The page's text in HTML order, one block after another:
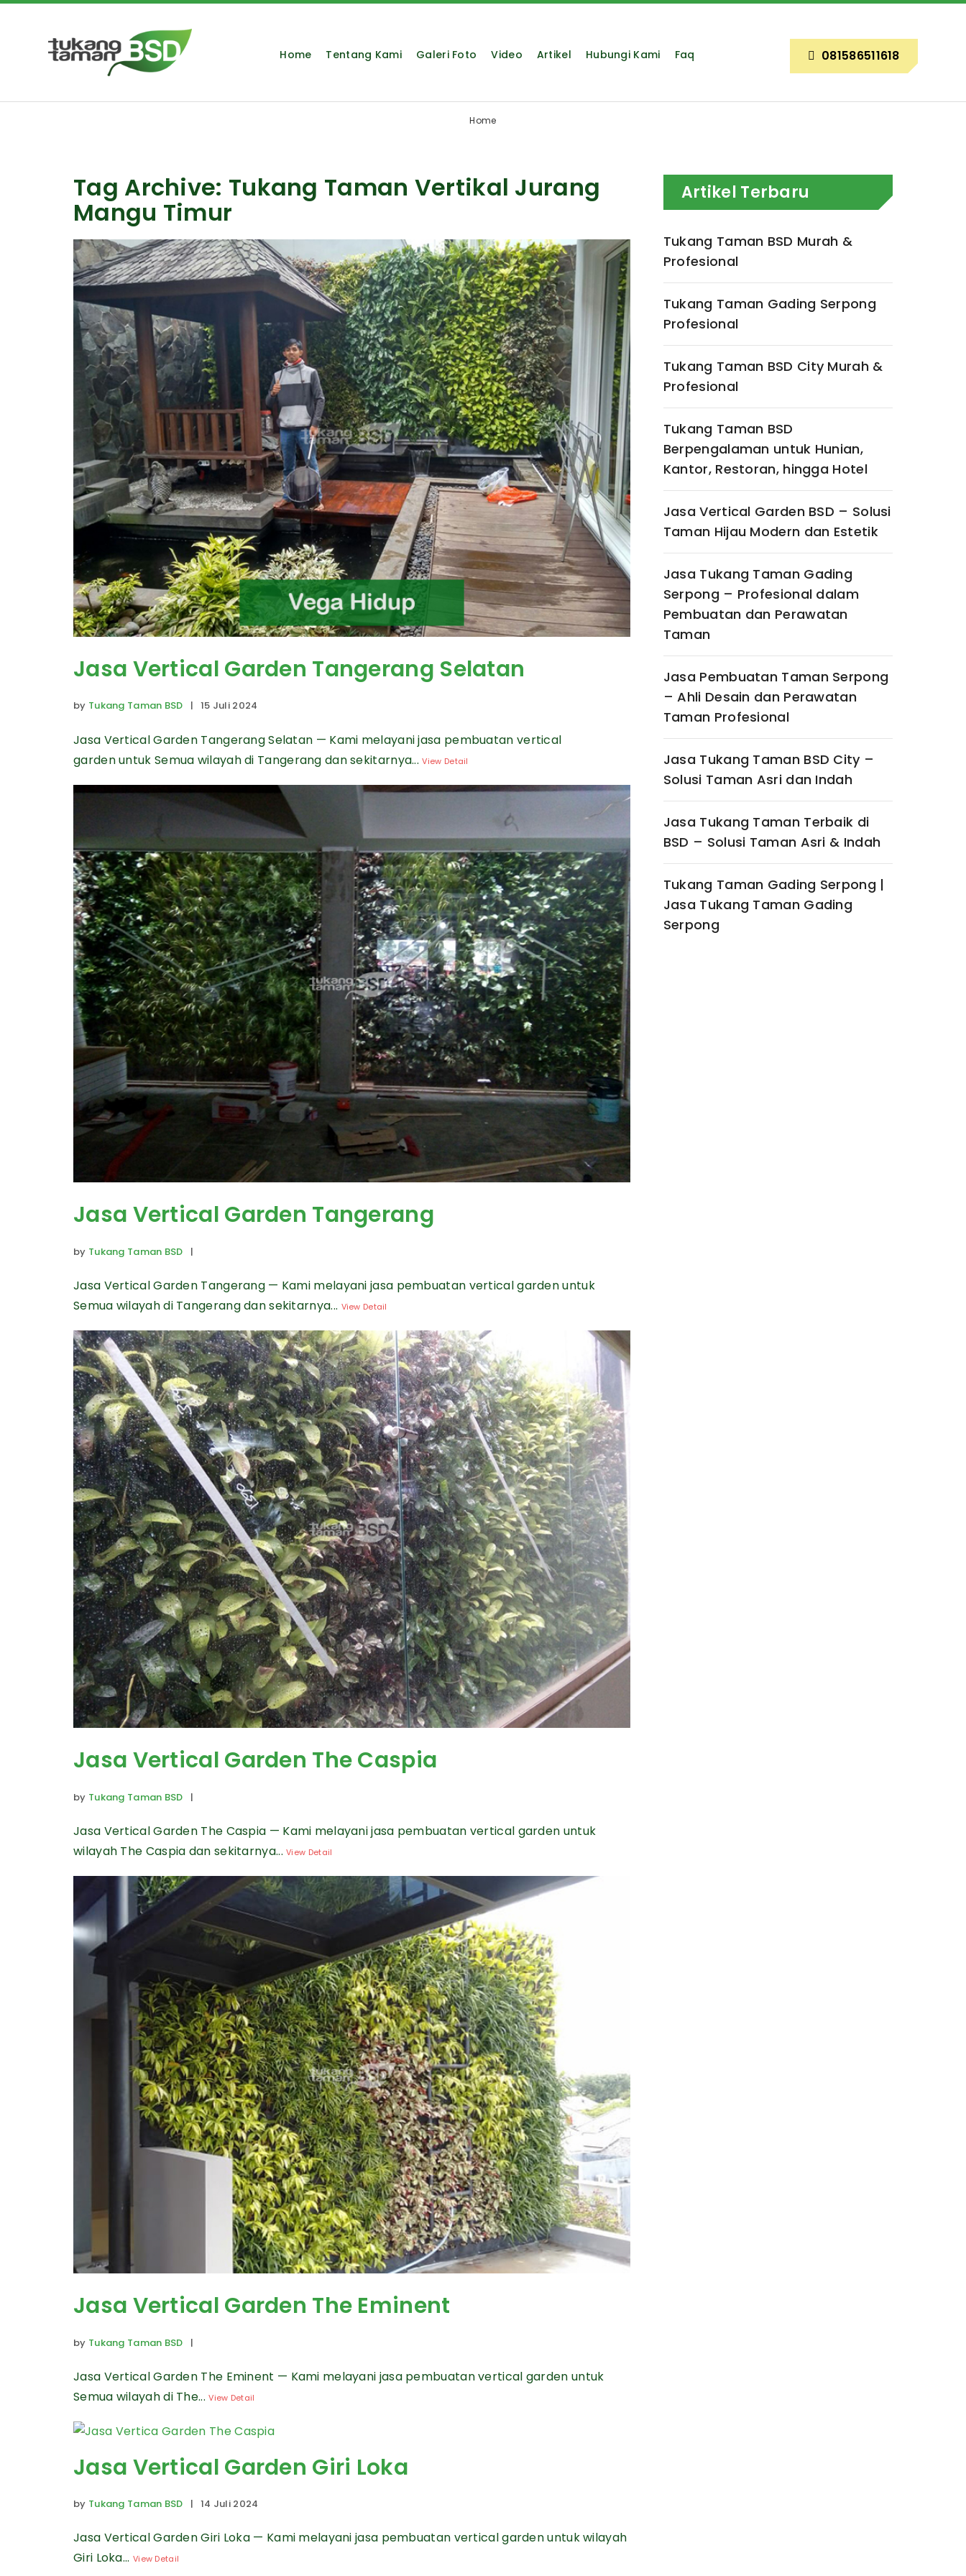
081586511618
Home Tentang Kami Galeri Foto Video Artikel Hubungi Kami Faq
Home
Tag Archive: Tukang Taman Vertikal Jurang
Mangu Timur
Jasa Vertical Garden Tangerang Selatan
by Tukang Taman BSD | 15 Juli 2024
Jasa Vertical Garden Tangerang Selatan — Kami melayani jasa pembuatan vertical
garden untuk Semua wilayah di Tangerang dan sekitarnya...View Detail
Jasa Vertical Garden Tangerang
by Tukang Taman BSD |
Jasa Vertical Garden Tangerang — Kami melayani jasa pembuatan vertical garden untuk
Semua wilayah di Tangerang dan sekitarnya... View Detail
Jasa Vertical Garden The Caspia
by Tukang Taman BSD |
Jasa Vertical Garden The Caspia — Kami melayani jasa pembuatan vertical garden untuk
wilayah The Caspia dan sekitarnya...View Detail
Jasa Vertical Garden The Eminent
by Tukang Taman BSD |
Jasa Vertical Garden The Eminent — Kami melayani jasa pembuatan vertical garden untuk
Semua wilayah di The...View Detail
Jasa Vertical Garden Giri Loka
by Tukang Taman BSD | 14 Juli 2024
Jasa Vertical Garden Giri Loka — Kami melayani jasa pembuatan vertical garden untuk wilayah
Giri Loka... View Detail
Artikel Terbaru
Tukang Taman BSD Murah &
Profesional
Tukang Taman Gading Serpong
Profesional
Tukang Taman BSD City Murah &
Profesional
Tukang Taman BSD
Berpengalaman untuk Hunian,
Kantor, Restoran, hingga Hotel
Jasa Vertical Garden BSD – Solusi
Taman Hijau Modern dan Estetik
Jasa Tukang Taman Gading
Serpong – Profesional dalam
Pembuatan dan Perawatan
Taman
Jasa Pembuatan Taman Serpong
– Ahli Desain dan Perawatan
Taman Profesional
Jasa Tukang Taman BSD City –
Solusi Taman Asri dan Indah
Jasa Tukang Taman Terbaik di
BSD – Solusi Taman Asri & Indah
Tukang Taman Gading Serpong |
Jasa Tukang Taman Gading
Serpong